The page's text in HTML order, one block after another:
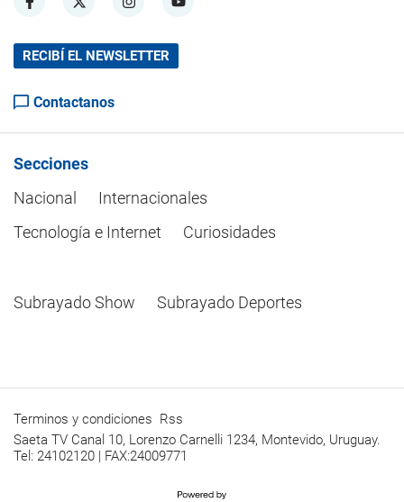
RECIBÍ EL NEWSLETTER
Contactanos
Secciones
Nacional
Internacionales
Tecnología e Internet
Curiosidades
Subrayado Show Subrayado Deportes
Terminos y condiciones Rss
Saeta TV Canal 10, Lorenzo Carnelli 1234, Montevido, Uruguay.
Tel: 24102120 | FAX:24009771